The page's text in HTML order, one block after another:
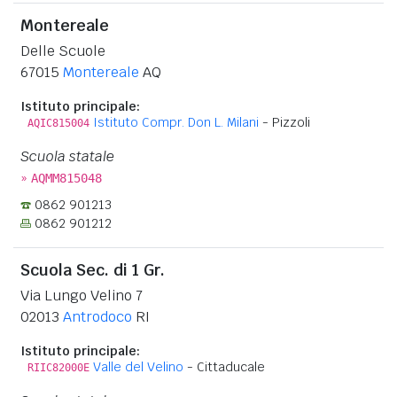
Montereale
Delle Scuole
67015 Montereale AQ
Istituto principale:
AQIC815004 Istituto Compr. Don L. Milani - Pizzoli
Scuola statale
» AQMM815048
0862 901213
0862 901212
Scuola Sec. di 1 Gr.
Via Lungo Velino 7
02013 Antrodoco RI
Istituto principale:
RIIC82000E Valle del Velino - Cittaducale